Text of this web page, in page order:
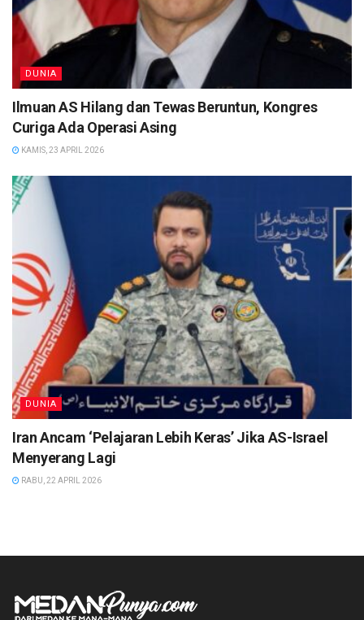
DUNIA
Ilmuan AS Hilang dan Tewas Beruntun, Kongres
Curiga Ada Operasi Asing
KAMIS, 23 APRIL 2026
DUNIA
Iran Ancam ‘Pelajaran Lebih Keras’ Jika AS-Israel
Menyerang Lagi
RABU, 22 APRIL 2026